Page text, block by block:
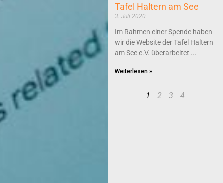
Tafel Haltern am See
3. Juli 2020
Im Rahmen einer Spende haben
wir die Website der Tafel Haltern
am See e.V. überarbeitet
Weiterlesen »
1 2 3 4